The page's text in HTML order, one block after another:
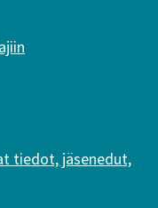
tiedot, jäsenedut,